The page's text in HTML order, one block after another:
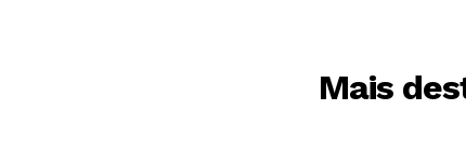
Mais